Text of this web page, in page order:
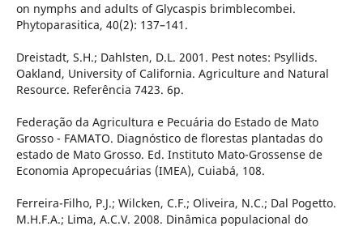
on nymphs and adults of Glycaspis brimblecombei.
Phytoparasitica, 40(2): 137–141.
Dreistadt, S.H.; Dahlsten, D.L. 2001. Pest notes: Psyllids.
Oakland, University of California. Agriculture and Natural
Resource. Referência 7423. 6p.
Federação da Agricultura e Pecuária do Estado de Mato
Grosso - FAMATO. Diagnóstico de florestas plantadas do
estado de Mato Grosso. Ed. Instituto Mato-Grossense de
Economia Apropecuárias (IMEA), Cuiabá, 108.
Ferreira-Filho, P.J.; Wilcken, C.F.; Oliveira, N.C.; Dal Pogetto.
M.H.F.A.; Lima, A.C.V. 2008. Dinâmica populacional do